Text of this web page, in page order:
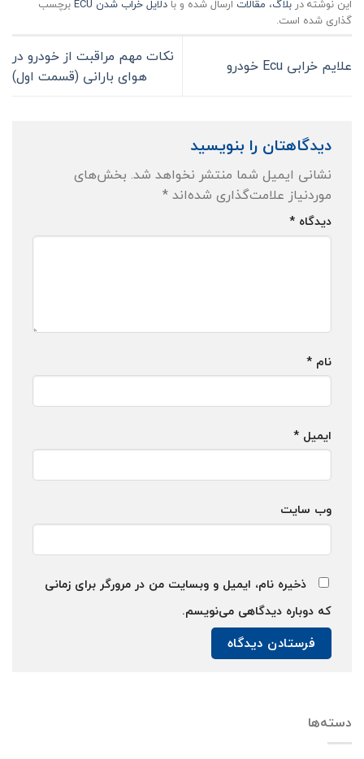
این نوشته در بلاگ، مقالات ارسال شده و با دلایل خراب شدن ECU
برچسب
گذاری شده است.
علایم خرابی Ecu خودرو
نکات مهم مراقبت از خودرو در
هوای بارانی (قسمت اول)
دیدگاهتان را بنویسید
نشانی ایمیل شما منتشر نخواهد شد. بخش‌های
موردنیاز علامت‌گذاری شده‌اند*
دیدگاه *
نام *
ایمیل *
وب‌ سایت
ذخیره نام، ایمیل و وبسایت من در مرورگر برای زمانی
که دوباره دیدگاهی می‌نویسم.
دسته‌ها